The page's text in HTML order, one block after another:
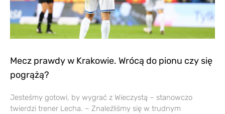
Mecz prawdy w Krakowie. Wrócą do pionu czy się
pogrążą?
Jesteśmy gotowi, by wygrać z Wieczystą – stanowczo
twierdzi trener Lecha. – Znaleźliśmy się w trudnym